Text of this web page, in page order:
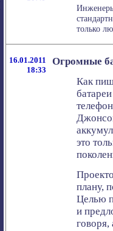
только
16.01.2011
18:33
Огромные
Как
это
плану,
Целью
и
говоря,